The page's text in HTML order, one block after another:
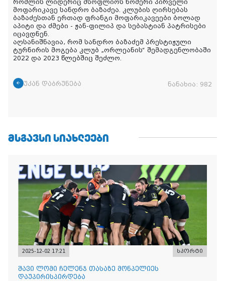
რომლის ლიდერიც მსოფლიოს ნომერი პირველი
მოფარიკავე სანდრო ბაზაძეა. კლუბის ღირსებას
ბაზაძესთან ერთად ფრანგი მოფარიკავეები ბოლად
აპიტი და ძმები - ჟან-ფილიპ და სებასტიან პატრისები
იცავდნენ.
აღსანიშნავია, რომ სანდრო ბაზაძემ პრესტიჟული
ტურნირის მოგება კლუბ „ორლეანის“ შემადგენლობაში
2022 და 2023 წლებშიც შეძლო.
უკან დაბრუნება ნანახია: 982
ᲛᲡᲒᲐᲕᲡᲘ ᲡᲘᲐᲮᲚᲔᲔᲑᲘ
2025-12-02 17:21 სპორტი
შავი ლომი ჩელენჯ თასაზე მონპელიეს
დაუპირისპირდება